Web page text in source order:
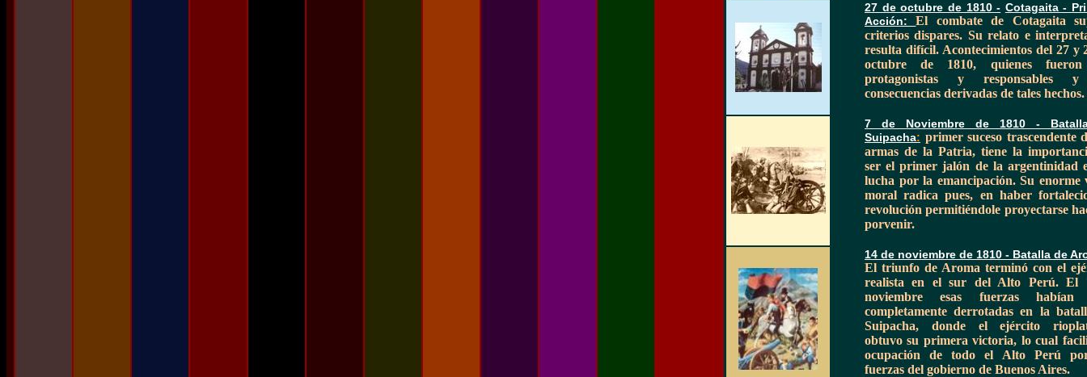
27 de octubre de 1810 - Cotagaita -
Acción:El combate de Cotagaita
criterios dispares. Su relato e
resulta difícil. Acontecimientos del 27 y
octubre de 1810, quienes
protagonistas y responsables
consecuencias derivadas de tales hechos.
7 de Noviembre de 1810 -
Suipacha: primer suceso trascendente
armas de la Patria, tiene la
ser el primer jalón de la argentinidad
lucha por la emancipación. Su enorme
moral radica pues, en haber
revolución permitiéndole proyectarse
porvenir.
14 de noviembre de 1810 - Batalla de
El triunfo de Aroma terminó con el
realista en el sur del Alto Perú. El
noviembre esas fuerzas habían
completamente derrotadas en la
Suipacha, donde el ejército
obtuvo su primera victoria, lo cual
ocupación de todo el Alto Perú
fuerzas del gobierno de Buenos Aires.